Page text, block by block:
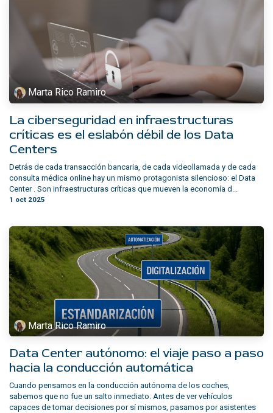
Marta Rico Ramiro
La ciberseguridad en infraestructuras
críticas es el eslabón débil de los Data
Centers
Detrás de cada transacción bancaria, de cada videollamada y de cada
consulta médica online hay un mismo protagonista silencioso: el Data
Center . Son infraestructuras críticas que mueven la economía d...
1 oct 2025
Marta Rico Ramiro
Data Center autónomo: el viaje paso a paso
hacia la conducción automática
Cuando pensamos en la conducción autónoma de los coches,
sabemos que no fue un salto inmediato. Antes de ver vehículos
capaces de tomar decisiones por sí mismos, pasamos por asistentes